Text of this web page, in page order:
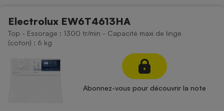
Electrolux EW6T4613HA
Top - Essorage : 1300 tr/min - Capacité maxi de linge
(coton) : 6 kg
Abonnez-vous pour découvrir la note